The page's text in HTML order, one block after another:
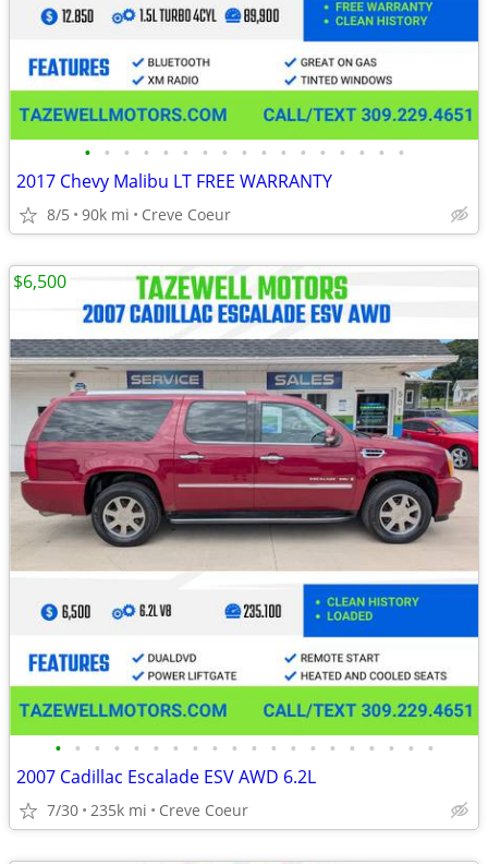
• • • • • • • • • • • • • • • • •
2017 Chevy Malibu LT FREE WARRANTY
8/5 90k mi Creve Coeur
• • • • • • • • • • • • • • • • • • • •
2007 Cadillac Escalade ESV AWD 6.2L
7/30 235k mi Creve Coeur
$6,500